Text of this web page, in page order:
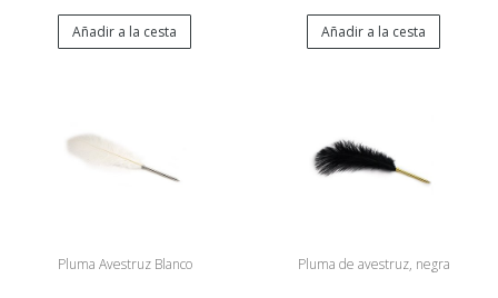
Añadir a la cesta Añadir a la cesta
Pluma Avestruz Blanco Pluma de avestruz, negra